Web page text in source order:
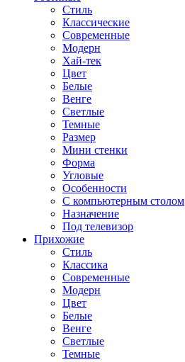
Стиль
Классические
Современные
Модерн
Хай-тек
Цвет
Белые
Венге
Светлые
Темные
Размер
Мини стенки
Форма
Угловые
Особенности
С компьютерным столом
Назначение
Под телевизор
Прихожие
Стиль
Классика
Современные
Модерн
Цвет
Белые
Венге
Светлые
Темные